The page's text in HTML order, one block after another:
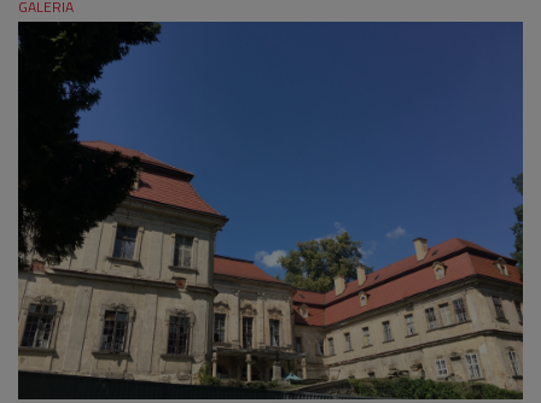
GALERIA